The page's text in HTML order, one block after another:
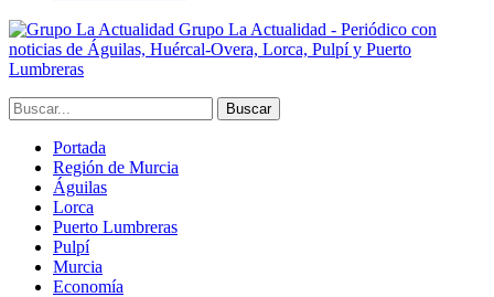
Grupo La Actualidad - Periódico con
noticias de Águilas, Huércal-Overa, Lorca, Pulpí y Puerto
Lumbreras
Portada
Región de Murcia
Águilas
Lorca
Puerto Lumbreras
Pulpí
Murcia
Economía